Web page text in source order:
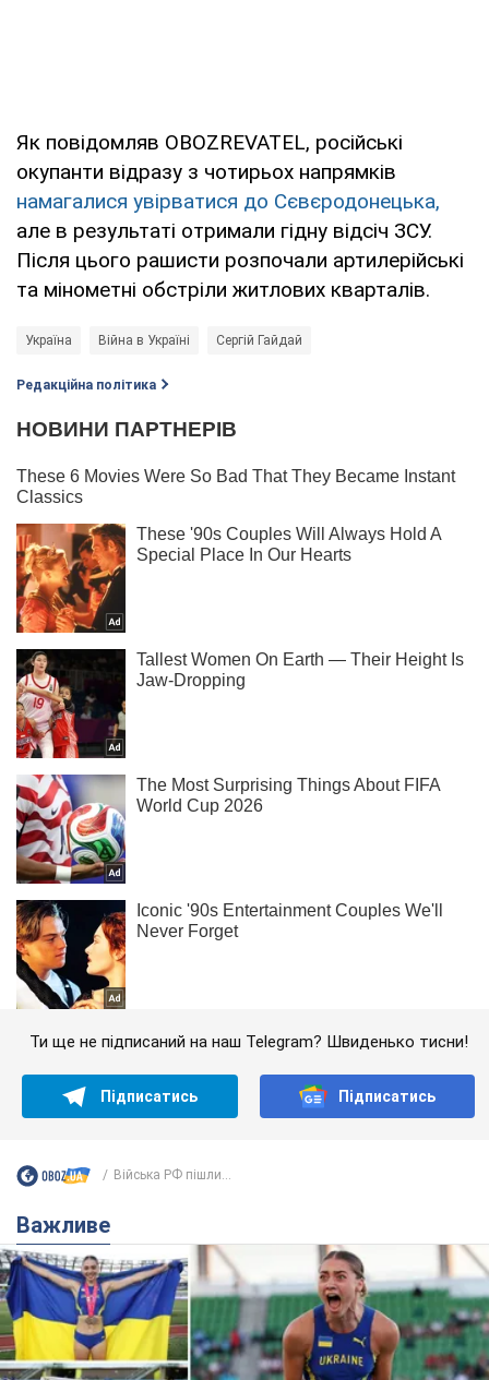
Як повідомляв OBOZREVATEL, російські
окупанти відразу з чотирьох напрямків
намагалися увірватися до Сєвєродонецька,
але в результаті отримали гідну відсіч ЗСУ.
Після цього рашисти розпочали артилерійські
та мінометні обстріли житлових кварталів.
Україна Війна в Україні Сергій Гайдай
Редакційна політика
Ти ще не підписаний на наш Telegram? Швиденько тисни!
Підписатись Підписатись
Війська РФ пішли...
Важливе